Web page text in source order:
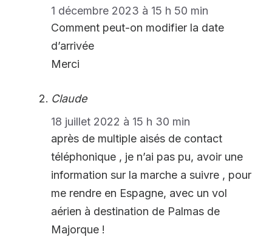
1 décembre 2023 à 15 h 50 min
Comment peut-on modifier la date
d’arrivée
Merci
Claude
18 juillet 2022 à 15 h 30 min
après de multiple aisés de contact
téléphonique , je n’ai pas pu, avoir une
information sur la marche a suivre , pour
me rendre en Espagne, avec un vol
aérien à destination de Palmas de
Majorque !